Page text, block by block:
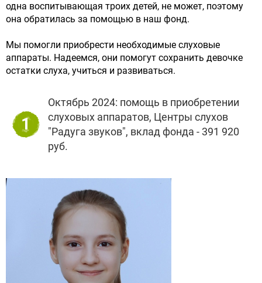
одна воспитывающая троих детей, не может, поэтому
она обратилась за помощью в наш фонд.
Мы помогли приобрести необходимые слуховые
аппараты. Надеемся, они помогут сохранить девочке
остатки слуха, учиться и развиваться.
1
Октябрь 2024: помощь в приобретении
слуховых аппаратов, Центры слухов
"Радуга звуков", вклад фонда - 391 920
руб.